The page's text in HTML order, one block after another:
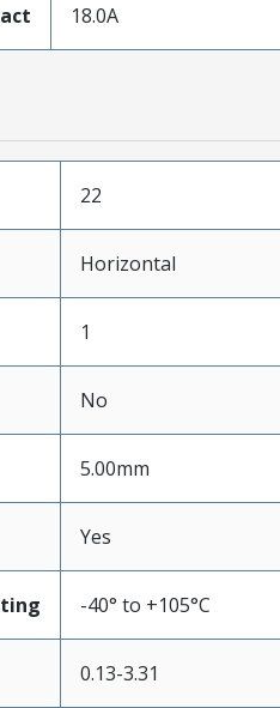
18.0A
22
Horizontal
1
No
5.00mm
Yes
-40° to +105°C
0.13-3.31